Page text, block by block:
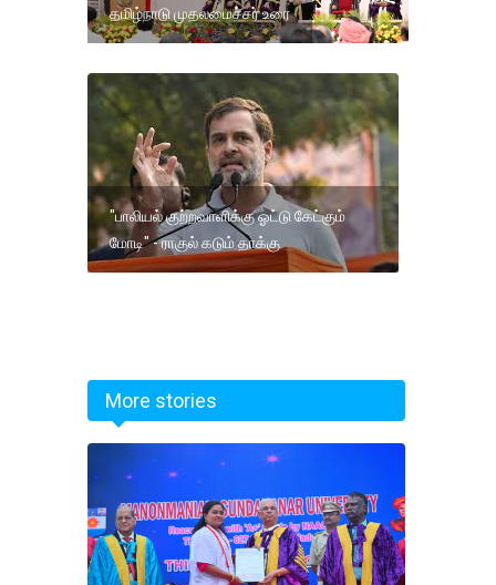
தமிழ்நாடு முதலமைச்சர் உரை
"பாலியல் குற்றவாளிக்கு ஓட்டு கேட்கும்
மோடி" - ராகுல் கடும் தாக்கு
More stories